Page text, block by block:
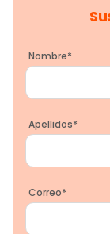
Nombre*
Apellidos*
Correo*